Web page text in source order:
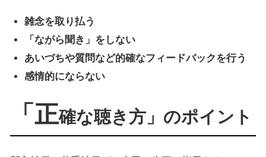
雑念を取り払う
「ながら聞き」をしない
あいづちや質問など的確なフィードバックを行う
感情的にならない
「正確な聴き方」のポイント